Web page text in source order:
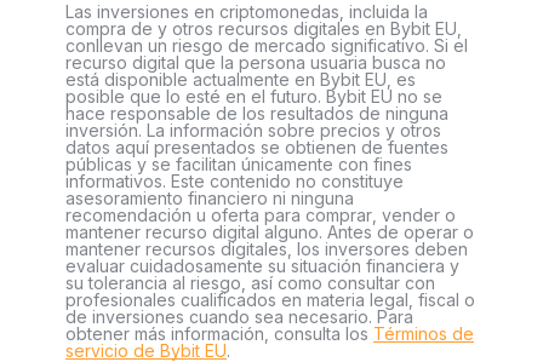
Las inversiones en criptomonedas, incluida la
compra de y otros recursos digitales en Bybit EU,
conllevan un riesgo de mercado significativo. Si el
recurso digital que la persona usuaria busca no
está disponible actualmente en Bybit EU, es
posible que lo esté en el futuro. Bybit EU no se
hace responsable de los resultados de ninguna
inversión. La información sobre precios y otros
datos aquí presentados se obtienen de fuentes
públicas y se facilitan únicamente con fines
informativos. Este contenido no constituye
asesoramiento financiero ni ninguna
recomendación u oferta para comprar, vender o
mantener recurso digital alguno. Antes de operar o
mantener recursos digitales, los inversores deben
evaluar cuidadosamente su situación financiera y
su tolerancia al riesgo, así como consultar con
profesionales cualificados en materia legal, fiscal o
de inversiones cuando sea necesario. Para
obtener más información, consulta los Términos de
servicio de Bybit EU.